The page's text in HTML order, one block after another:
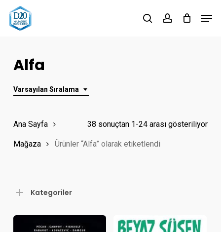
Skip
searchaccount
Alfa
Varsayılan Sıralama
38 sonuçtan 1-24 arası gösteriliyor
Ana Sayfa
Mağaza Ürünler “Alfa” olarak etiketlendi
Kategoriler